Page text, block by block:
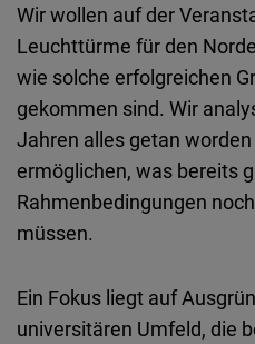
Wir wollen auf der
Leuchttürme für den
wie solche erfolgreichen
gekommen sind. Wir
Jahren alles getan
ermöglichen, was bereits
Rahmenbedingungen
müssen.
Ein Fokus liegt auf
universitären Umfeld, die